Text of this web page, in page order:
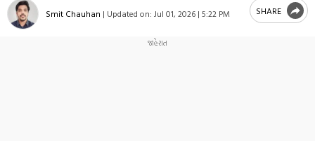
Smit Chauhan | Updated on: Jul 01, 2026 | 5:22 PM SHARE